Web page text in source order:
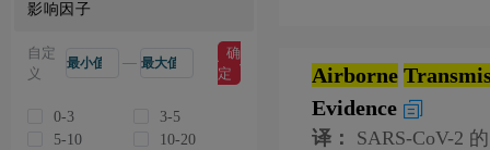
影响因子
自定
义
—
确
定
0-3
5-10
3-5
10-20
Airborne
Evidence
译： SARS-CoV-2